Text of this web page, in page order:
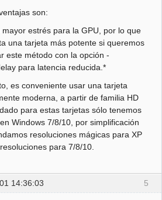
son:
mayor estrés para la GPU, por lo que
una tarjeta más potente si queremos
este método con la opción -
para latencia reducida.*
es conveniente usar una tarjeta
moderna, a partir de familia HD
para estas tarjetas sólo tenemos
Windows 7/8/10, por simplificación
resoluciones mágicas para XP
para 7/8/10.
5
14:36:03